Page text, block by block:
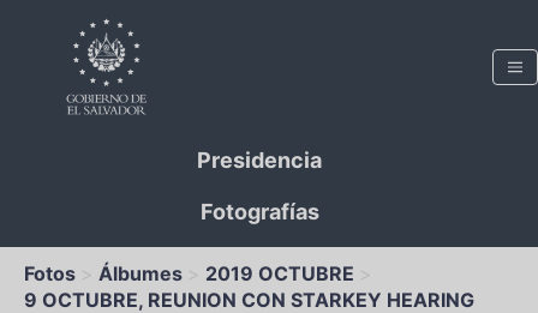
Presidencia
Fotografías
Fotos Álbumes
2019 OCTUBRE
9 OCTUBRE, REUNION CON STARKEY HEARING